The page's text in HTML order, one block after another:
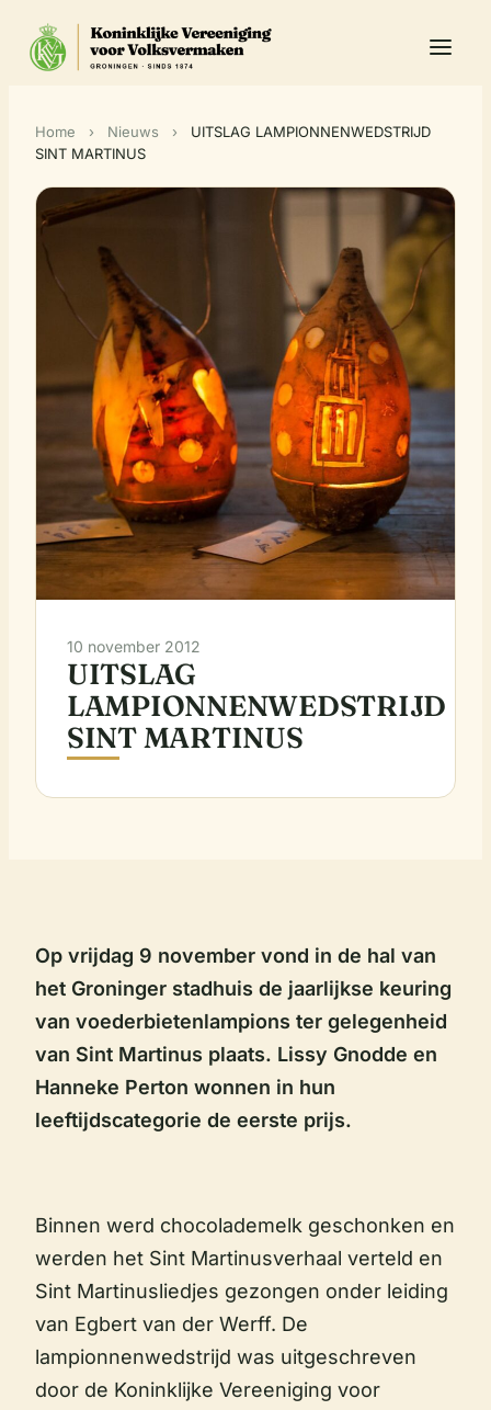
Home › Nieuws ›
UITSLAG LAMPIONNENWEDSTRIJD
SINT MARTINUS
10 november 2012
UITSLAG
LAMPIONNENWEDSTRIJD
SINT MARTINUS
Op vrijdag 9 november vond in de hal van
het Groninger stadhuis de jaarlijkse keuring
van voederbietenlampions ter gelegenheid
van Sint Martinus plaats. Lissy Gnodde en
Hanneke Perton wonnen in hun
leeftijdscategorie de eerste prijs.
Binnen werd chocolademelk geschonken en
werden het Sint Martinusverhaal verteld en
Sint Martinusliedjes gezongen onder leiding
van Egbert van der Werff. De
lampionnenwedstrijd was uitgeschreven
door de Koninklijke Vereeniging voor